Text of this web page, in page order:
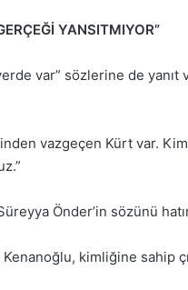
YANSITMIYOR”
var” sözlerine de
vazgeçen Kürt var.
Önder’in sözünü
kimliğine sahip